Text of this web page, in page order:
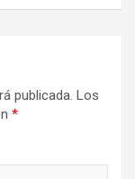
publicada. Los
*